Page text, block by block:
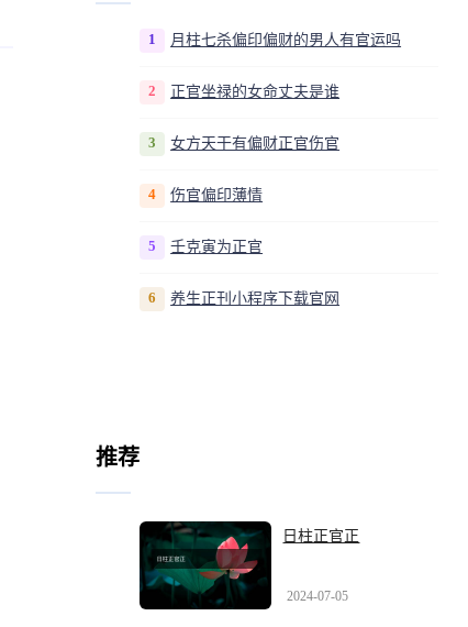
1 月柱七杀偏印偏财的男人有官运吗
2 正官坐禄的女命丈夫是谁
3 女方天干有偏财正官伤官
4 伤官偏印薄情
5 壬克寅为正官
6 养生正刊小程序下载官网
推荐
日柱正官正
2024-07-05